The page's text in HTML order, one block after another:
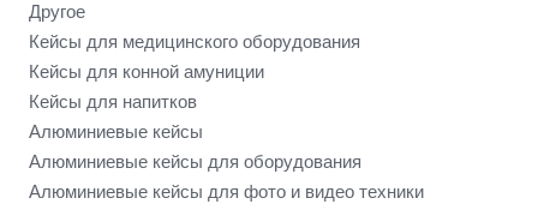
Другое
Кейсы для медицинского оборудования
Кейсы для конной амуниции
Кейсы для напитков
Алюминиевые кейсы
Алюминиевые кейсы для оборудования
Алюминиевые кейсы для фото и видео техники